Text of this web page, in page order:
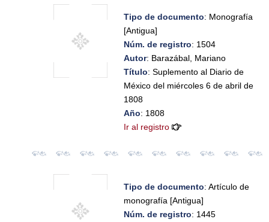
Tipo de documento: Monografía
[Antigua]
Núm. de registro: 1504
Autor: Barazábal, Mariano
Título: Suplemento al Diario de
México del miércoles 6 de abril de
1808
Año: 1808
Ir al registro
Tipo de documento: Artículo de
monografía [Antigua]
Núm. de registro: 1445